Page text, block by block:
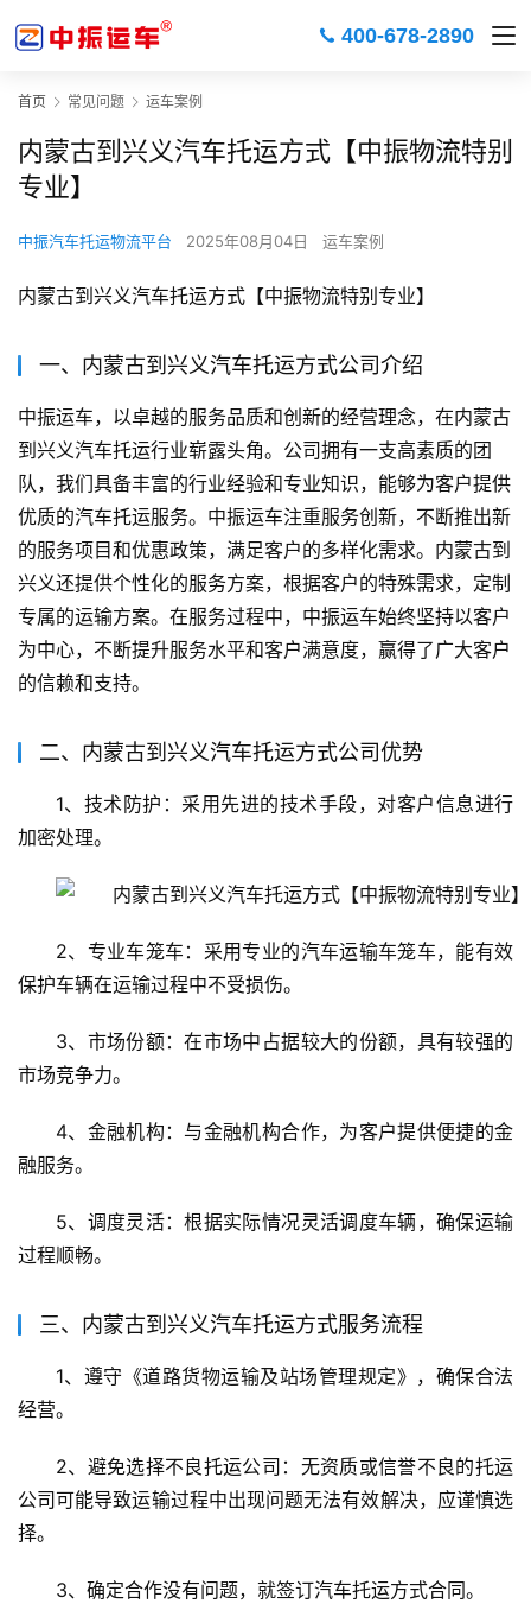
400-678-2890
首页 常见问题 运车案例
内蒙古到兴义汽车托运方式【中振物流特别
专业】
中振汽车托运物流平台 2025年08月04日 运车案例
内蒙古到兴义汽车托运方式【中振物流特别专业】
一、内蒙古到兴义汽车托运方式公司介绍
中振运车，以卓越的服务品质和创新的经营理念，在内蒙古
到兴义汽车托运行业崭露头角。公司拥有一支高素质的团
队，我们具备丰富的行业经验和专业知识，能够为客户提供
优质的汽车托运服务。中振运车注重服务创新，不断推出新
的服务项目和优惠政策，满足客户的多样化需求。内蒙古到
兴义还提供个性化的服务方案，根据客户的特殊需求，定制
专属的运输方案。在服务过程中，中振运车始终坚持以客户
为中心，不断提升服务水平和客户满意度，赢得了广大客户
的信赖和支持。
二、内蒙古到兴义汽车托运方式公司优势
1、技术防护：采用先进的技术手段，对客户信息进行
加密处理。
2、专业车笼车：采用专业的汽车运输车笼车，能有效
保护车辆在运输过程中不受损伤。
3、市场份额：在市场中占据较大的份额，具有较强的
市场竞争力。
4、金融机构：与金融机构合作，为客户提供便捷的金
融服务。
5、调度灵活：根据实际情况灵活调度车辆，确保运输
过程顺畅。
三、内蒙古到兴义汽车托运方式服务流程
1、遵守《道路货物运输及站场管理规定》，确保合法
经营。
2、避免选择不良托运公司：无资质或信誉不良的托运
公司可能导致运输过程中出现问题无法有效解决，应谨慎选
择。
3、确定合作没有问题，就签订汽车托运方式合同。